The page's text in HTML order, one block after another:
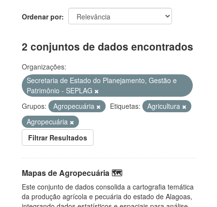
Ordenar por
2 conjuntos de dados encontrados
Organizações:
Secretaria de Estado do Planejamento, Gestão e
Patrimônio - SEPLAG
Grupos:
Agropecuária Etiquetas:
Agricultura
Agropecuária
Filtrar Resultados
Mapas de Agropecuária 🗺️
Este conjunto de dados consolida a cartografia temática
da produção agrícola e pecuária do estado de Alagoas,